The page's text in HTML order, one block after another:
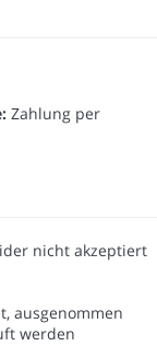
Zahlung per
nicht akzeptiert
ausgenommen
werden